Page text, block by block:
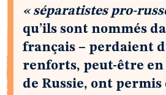
« séparatistes pro-
qu’ils sont nommés
français – perdaient
renforts, peut-être en
de Russie, ont